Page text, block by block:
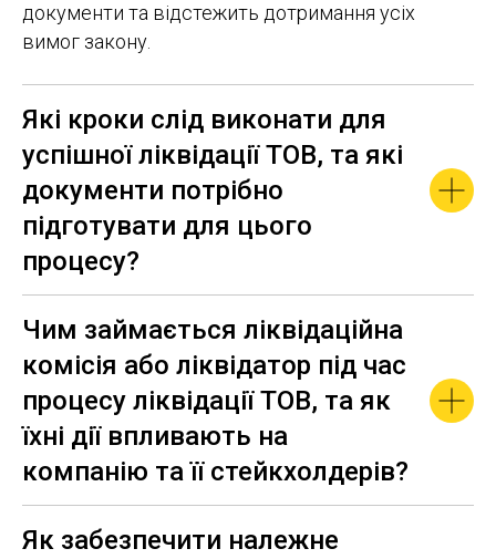
документи та відстежить дотримання усіх
вимог закону.
Які кроки слід виконати для
успішної ліквідації ТОВ, та які
документи потрібно
підготувати для цього
процесу?
Чим займається ліквідаційна
комісія або ліквідатор під час
процесу ліквідації ТОВ, та як
їхні дії впливають на
компанію та її стейкхолдерів?
Як забезпечити належне